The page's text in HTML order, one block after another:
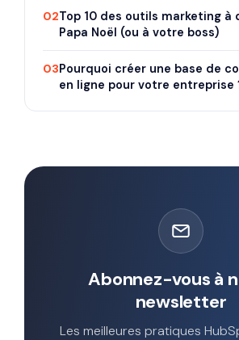
02Top 10 des outils marketing à
Papa Noël (ou à votre boss)
03Pourquoi créer une base de
en ligne pour votre entreprise
Abonnez-vous à
newsletter
Les meilleures pratiques